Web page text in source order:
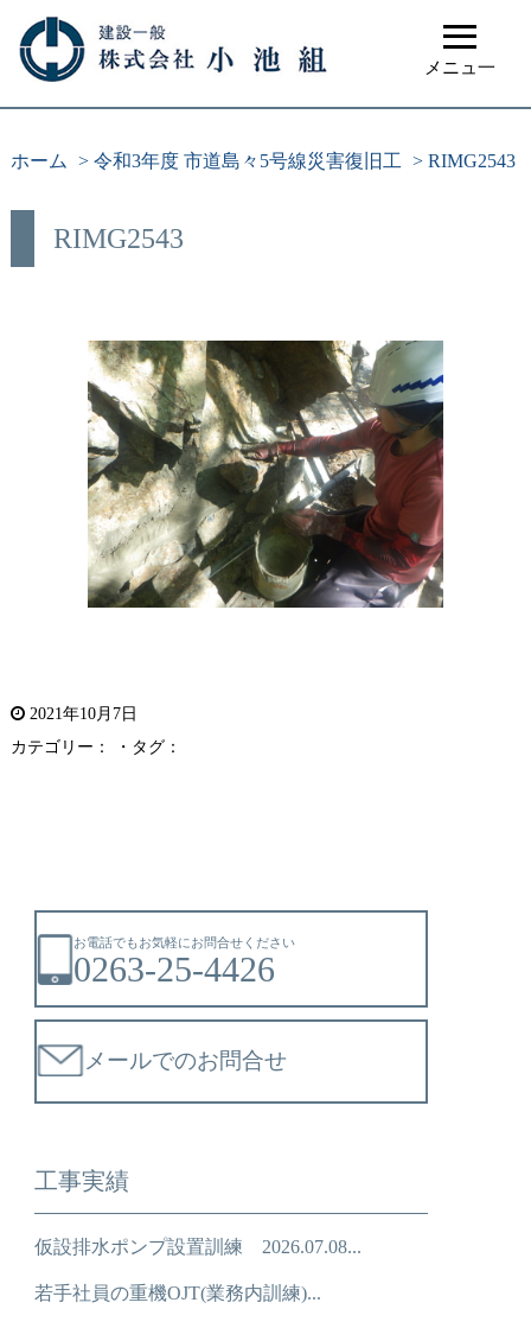
≡
メニュ一
ホーム > 令和3年度 市道島々5号線災害復旧工 > RIMG2543
RIMG2543
2021年10月7日
カテゴリー： ・タグ：
お電話でもお気軽にお問合せください
0263-25-4426
メールでのお問合せ
工事実績
仮設排水ポンプ設置訓練 2026.07.08...
若手社員の重機OJT(業務内訓練)...